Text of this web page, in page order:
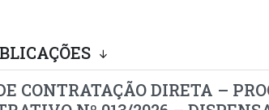
CONTRATAÇÃO DIRETA –